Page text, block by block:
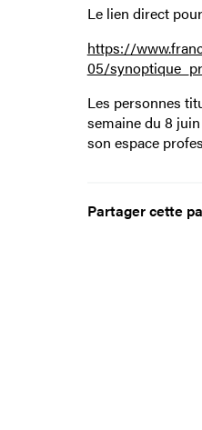
Le lien direct
https://
05/
Les personnes
semaine du 8
son espace
Partager cette